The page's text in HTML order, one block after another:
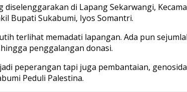
diselenggarakan di Lapang Sekarwangi,
Bupati Sukabumi, Iyos Somantri.
terlihat memadati lapangan. Ada pun
penggalangan donasi.
peperangan tapi juga pembantaian,
Peduli Palestina.